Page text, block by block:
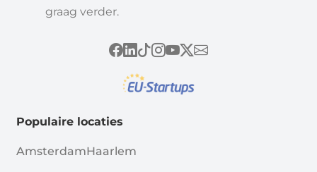
graag verder.
Populaire locaties
AmsterdamHaarlem